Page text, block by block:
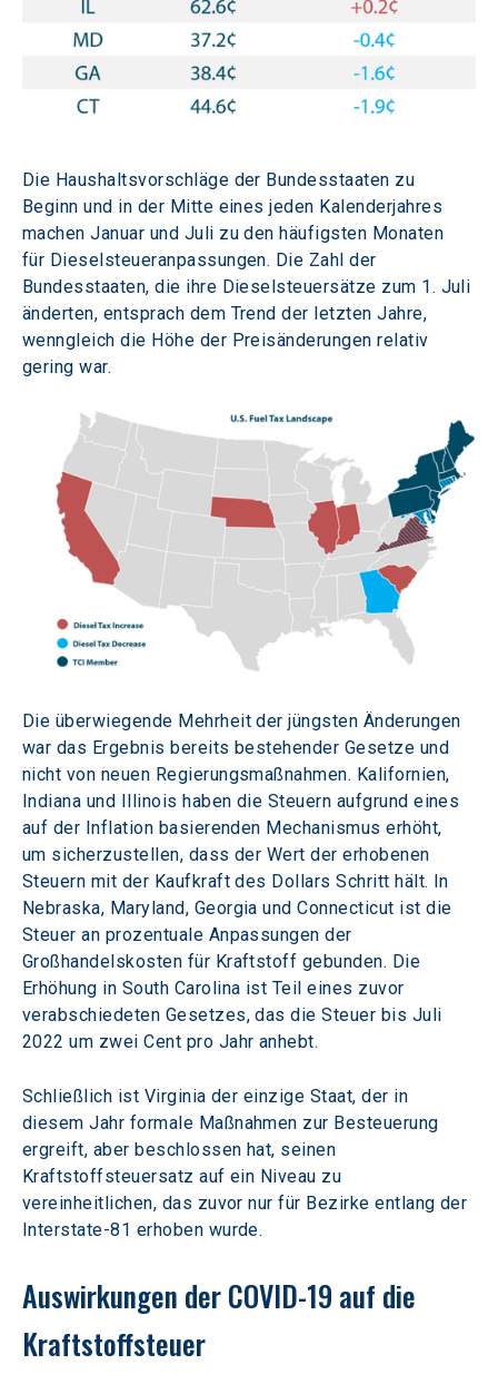
Die Haushaltsvorschläge der Bundesstaaten zu
Beginn und in der Mitte eines jeden Kalenderjahres
machen Januar und Juli zu den häufigsten Monaten
für Dieselsteueranpassungen. Die Zahl der
Bundesstaaten, die ihre Dieselsteuersätze zum 1. Juli
änderten, entsprach dem Trend der letzten Jahre,
wenngleich die Höhe der Preisänderungen relativ
gering war.
Die überwiegende Mehrheit der jüngsten Änderungen
war das Ergebnis bereits bestehender Gesetze und
nicht von neuen Regierungsmaßnahmen. Kalifornien,
Indiana und Illinois haben die Steuern aufgrund eines
auf der Inflation basierenden Mechanismus erhöht,
um sicherzustellen, dass der Wert der erhobenen
Steuern mit der Kaufkraft des Dollars Schritt hält. In
Nebraska, Maryland, Georgia und Connecticut ist die
Steuer an prozentuale Anpassungen der
Großhandelskosten für Kraftstoff gebunden. Die
Erhöhung in South Carolina ist Teil eines zuvor
verabschiedeten Gesetzes, das die Steuer bis Juli
2022 um zwei Cent pro Jahr anhebt.
Schließlich ist Virginia der einzige Staat, der in
diesem Jahr formale Maßnahmen zur Besteuerung
ergreift, aber beschlossen hat, seinen
Kraftstoffsteuersatz auf ein Niveau zu
vereinheitlichen, das zuvor nur für Bezirke entlang der
Interstate-81 erhoben wurde.
Auswirkungen der COVID-19 auf die
Kraftstoffsteuer